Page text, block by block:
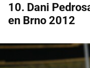
10. Dani
en Brno 2012